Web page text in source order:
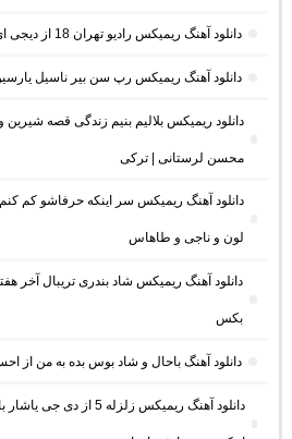
دانلود آهنگ ریمیکس رادیو تهران 18 از دیجی ای فر (ریمیکس طولانی خفن)
دانلود آهنگ ریمیکس رپ سن بیر ناسیل
دانلود ریمیکس بلالیم بنیم زندگی قصه
محسن لرستانی | ترکی
دانلود آهنگ ریمیکس سر اینکه حرفاشو کم
لون و ناجی و طاهاس
دانلود آهنگ ریمیکس شاد بندری تریبال آخر
بکس
دانلود آهنگ باحال و شاد بوس بده به من از
دانلود آهنگ ریمیکس